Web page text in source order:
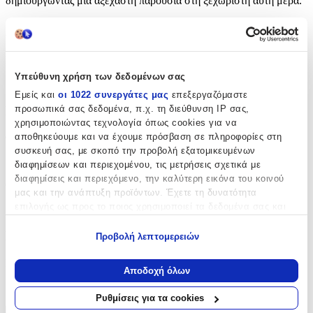
Υπεύθυνη χρήση των δεδομένων σας
Εμείς και οι 1022 συνεργάτες μας επεξεργαζόμαστε
προσωπικά σας δεδομένα, π.χ. τη διεύθυνση IP σας,
χρησιμοποιώντας τεχνολογία όπως cookies για να
αποθηκεύουμε και να έχουμε πρόσβαση σε πληροφορίες στη
συσκευή σας, με σκοπό την προβολή εξατομικευμένων
διαφημίσεων και περιεχομένου, τις μετρήσεις σχετικά με
διαφημίσεις και περιεχόμενο, την καλύτερη εικόνα του κοινού
μας και την ανάπτυξη προϊόντων. Έχετε τη δυνατότητα
Να συλλέξουμε πληροφορίες σχετικά με τη γεωγραφική
σας τοποθεσία, οι οποίες μπορεί να είναι ακριβείς σε
απόσταση μερικών μέτρων
Να αναγνωρίσουμε τη συσκευή σας σαρώνοντας ενεργά
Προβολή λεπτομερειών
Αποδοχή όλων
Ρυθμίσεις για τα cookies
Χαρακτηριστικά
Novaker
Βασικά Χαρακτηριστικά
Φύλο:
Κορίτσι
Θέμα:
Πρόσθετα Χαρακτηριστικά
Extra:
Απλή